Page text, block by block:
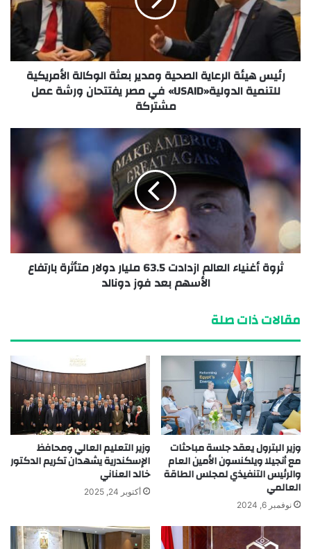
رئيس هيئة الرعاية الصحية ومدير بعثة الوكالة الأمريكية
للتنمية الدولية«USAID» في مصر يفتتحان ورشة عمل
مشتركة
ثروة أغنياء العالم ازدادت 63.5 مليار دولار متأثرة بارتفاع
الأسهم بعد فوز دونالد
مقالات ذات صلة
وزير البترول يعقد جلسة مباحثات
مع أنجيلا ويلكنسون الأمين العام
والرئيس التنفيذي لمجلس الطاقة
العالمي
نوفمبر 6, 2024
وزير التعليم العالي ومحافظ
الإسكندرية يشهدان تكريم الدكتور
خالد العناني
أكتوبر 24, 2025